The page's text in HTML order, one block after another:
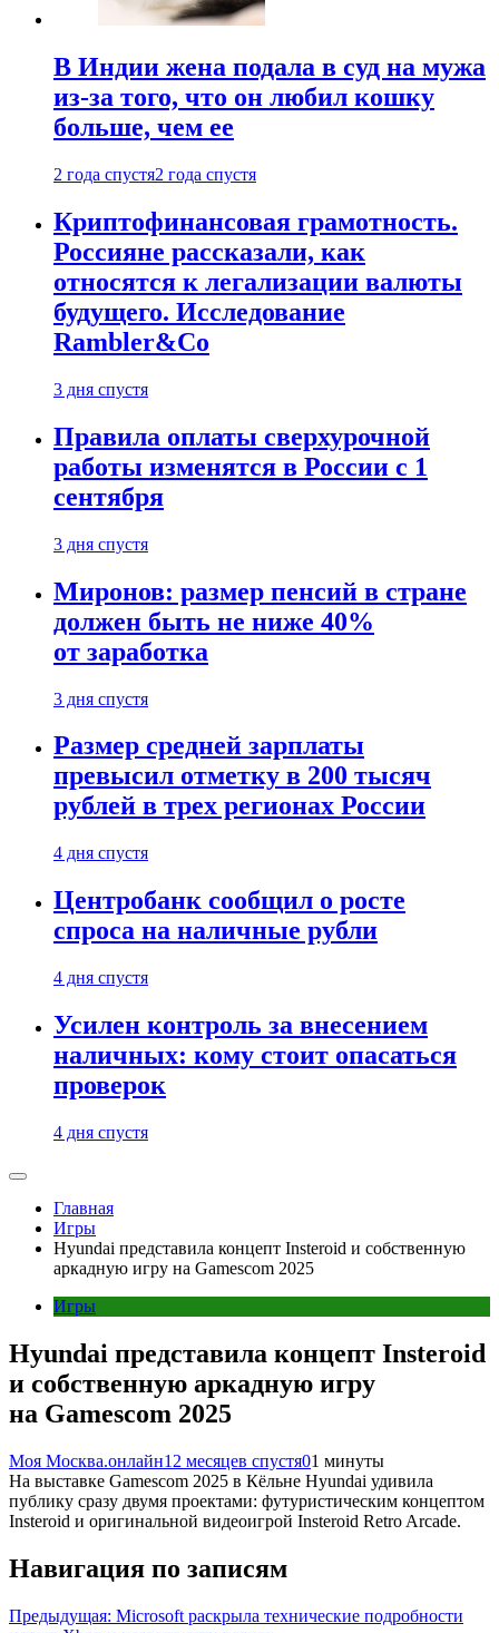
В Индии жена подала в суд на мужа
из-за того, что он любил кошку
больше, чем ее
2 года спустя2 года спустя
Криптофинансовая грамотность.
Россияне рассказали, как
относятся к легализации валюты
будущего. Исследование
Rambler&Co
3 дня спустя
Правила оплаты сверхурочной
работы изменятся в России с 1
сентября
3 дня спустя
Миронов: размер пенсий в стране
должен быть не ниже 40%
от заработка
3 дня спустя
Размер средней зарплаты
превысил отметку в 200 тысяч
рублей в трех регионах России
4 дня спустя
Центробанк сообщил о росте
спроса на наличные рубли
4 дня спустя
Усилен контроль за внесением
наличных: кому стоит опасаться
проверок
4 дня спустя
Главная
Игры
Hyundai представила концепт Insteroid и собственную
аркадную игру на Gamescom 2025
Игры
Hyundai представила концепт Insteroid
и собственную аркадную игру
на Gamescom 2025
Моя Москва.онлайн12 месяцев спустя01 минуты
На выставке Gamescom 2025 в Кёльне Hyundai удивила
публику сразу двумя проектами: футуристическим концептом
Insteroid и оригинальной видеоигрой Insteroid Retro Arcade.
Навигация по записям
Предыдущая: Microsoft раскрыла технические подробности